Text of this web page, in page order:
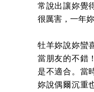
常說出讓妳覺
很厲害，一年
牡羊妳說妳蠻
當朋友的不錯
是不適合。當
妳說偶爾沉重